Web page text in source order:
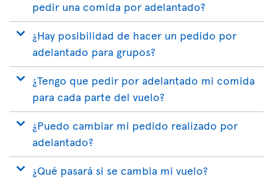
pedir una comida por adelantado?
¿Hay posibilidad de hacer un pedido por
adelantado para grupos?
¿Tengo que pedir por adelantado mi comida
para cada parte del vuelo?
¿Puedo cambiar mi pedido realizado por
adelantado?
¿Qué pasará si se cambia mi vuelo?